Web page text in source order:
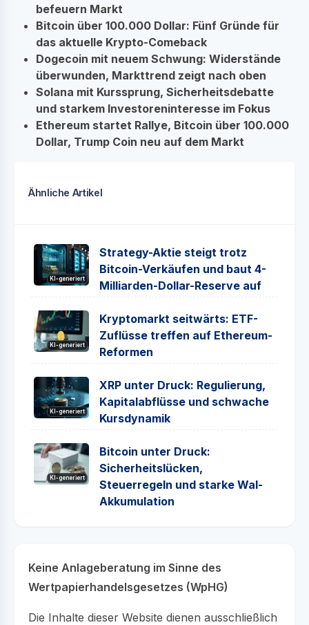
befeuern Markt
Bitcoin über 100.000 Dollar: Fünf Gründe für
das aktuelle Krypto-Comeback
Dogecoin mit neuem Schwung: Widerstände
überwunden, Markttrend zeigt nach oben
Solana mit Kurssprung, Sicherheitsdebatte
und starkem Investoreninteresse im Fokus
Ethereum startet Rallye, Bitcoin über 100.000
Dollar, Trump Coin neu auf dem Markt
Ähnliche Artikel
KI-generiert
Strategy-Aktie steigt trotz
Bitcoin-Verkäufen und baut 4-
Milliarden-Dollar-Reserve auf
KI-generiert
Kryptomarkt seitwärts: ETF-
Zuflüsse treffen auf Ethereum-
Reformen
KI-generiert
XRP unter Druck: Regulierung,
Kapitalabflüsse und schwache
Kursdynamik
KI-generiert
Bitcoin unter Druck:
Sicherheitslücken,
Steuerregeln und starke Wal-
Akkumulation
Keine Anlageberatung im Sinne des
Wertpapierhandelsgesetzes (WpHG)
Die Inhalte dieser Website dienen ausschließlich